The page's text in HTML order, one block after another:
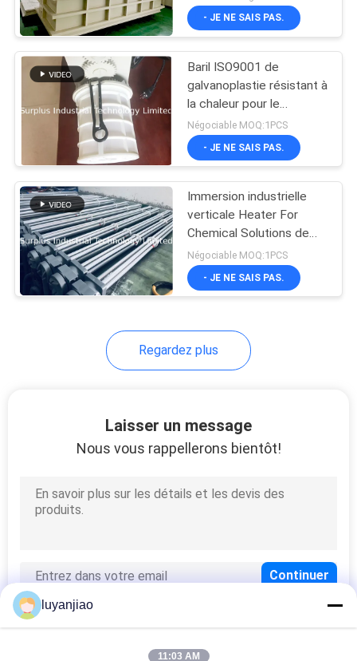
Appareil de
chauffage
d'immersion
titanique
Appareils de
chauffage électrique
au quartz
Échangeurs de
fluoropolymères
chaleur à bobine
d'immersion
métallique
d'oxydation
- JE NE SAIS PAS.
Baril ISO9001 de
galvanoplastie résistant à
la chaleur pour le
nickelage de cuivre
Négociable MOQ:1PCS
- JE NE SAIS PAS.
Immersion industrielle
verticale Heater For
Chemical Solutions de
Multitubes
Négociable MOQ:1PCS
- JE NE SAIS PAS.
Regardez plus
Laisser un message
Nous vous rappellerons bientôt!
luyanjiao
11:03 AM